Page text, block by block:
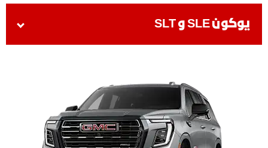
يوكون SLE و SLT